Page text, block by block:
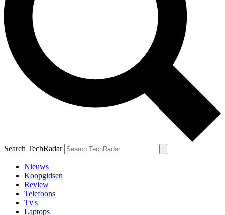
Search TechRadar
Nieuws
Koopgidsen
Review
Telefoons
Tv's
Laptops